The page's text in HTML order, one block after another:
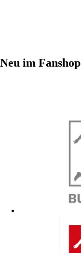
Neu im Fanshop